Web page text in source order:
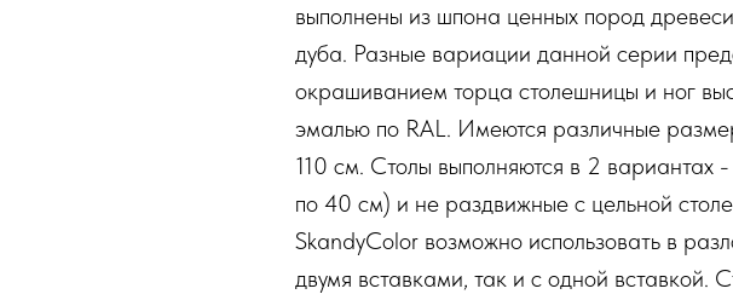
выполнены из шпона ценных пород
дуба. Разные вариации данной серии
окрашиванием торца столешницы и ног
эмалью по RAL. Имеются различные
110 см. Столы выполняются в 2 вариантах
по 40 см) и не раздвижные с цельной
SkandyColor возможно использовать в
двумя вставками, так и с одной вставкой.